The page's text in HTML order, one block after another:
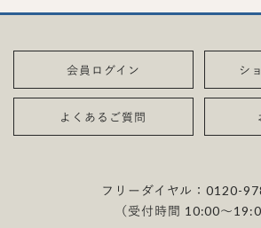
会員ログイン シ
よくあるご質問
フリーダイヤル：0120-
（受付時間 10:00〜